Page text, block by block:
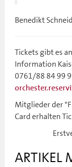
Benedikt
Tickets gibt es
Information
0761/88 84 99
Mitglieder der
Card erhalten
ARTIKEL